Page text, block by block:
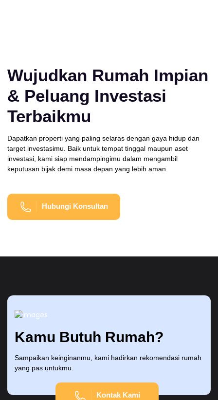
Wujudkan Rumah Impian
& Peluang Investasi
Terbaikmu
Dapatkan properti yang paling selaras dengan gaya hidup dan
target investasimu. Baik untuk tempat tinggal maupun aset
investasi, kami siap mendampingimu dalam mengambil
keputusan bijak demi masa depan yang lebih aman.
Hubungi Konsultan
Kamu Butuh Rumah?
Sampaikan keinginanmu, kami hadirkan rekomendasi rumah
yang pas untukmu.
Kontak Kami